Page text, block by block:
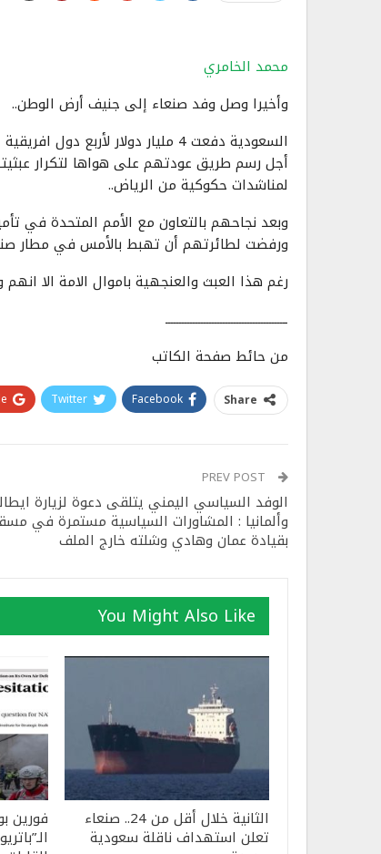
محمد الخامري
وأخيرا وصل وفد صنعاء إلى جنيف أرض الوطن..
السعودية دفعت 4 مليار دولار
أجل رسم طريق عودتهم على هواها لتكرار
لمناشدات حكوكية من الرياض..
وبعد نجاحهم بالتعاون مع الأمم المتحدة في
ورفضت لطائرتهم أن تهبط بالأمس في مطار
رغم هذا العبث والعنجهية باموال الامة الا
ــــــــــــــــــــــــــــــــــــــــــــ
من حائط صفحة الكاتب
Share
Facebook
Twitter
الوفد السياسي اليمني يتلقى دعوة لزيارة
وألمانيا : المشاورات السياسية مستمرة في
بقيادة عمان وهادي وشلته خارج الملف
You Might Also Like
الثانية خلال أقل من 24.. صنعاء
تعلن استهداف ناقلة سعودية
فورين